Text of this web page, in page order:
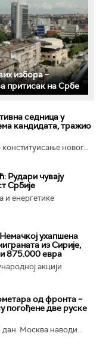
избора –
притисак на Србе
седница у
кандидата, тражио
новог...
Рудари чувају
Србије
и енергетике
ухапшена
из Сирије,
875.000 евра
акцији
од фронта –
погођене две руске
дан. Москва наводи...